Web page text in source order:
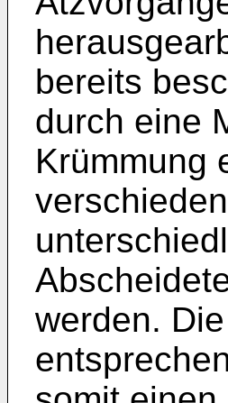
bereits
durch eine
Krümmung
werden.